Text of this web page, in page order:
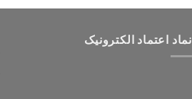
تومان499,000
نماد اعتماد الکترونیک